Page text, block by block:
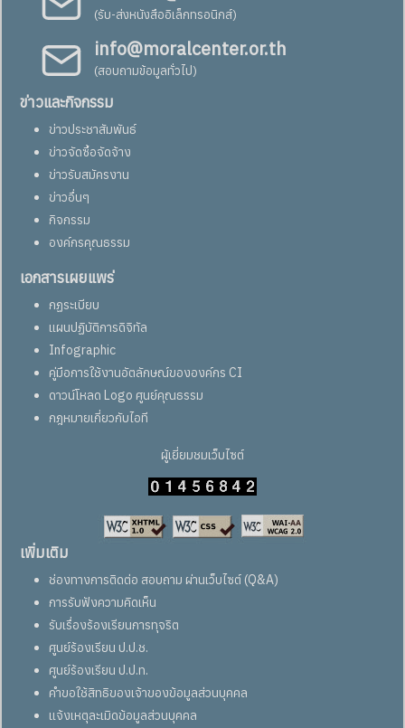
(รับ-ส่งหนังสืออิเล็กทรอนิกส์)
info@moralcenter.or.th
(สอบถามข้อมูลทั่วไป)
ข่าวและกิจกรรม
ข่าวประชาสัมพันธ์
ข่าวจัดซื้อจัดจ้าง
ข่าวรับสมัครงาน
ข่าวอื่นๆ
กิจกรรม
องค์กรคุณธรรม
เอกสารเผยแพร่
กฏระเบียบ
แผนปฏิบัติการดิจิทัล
Infographic
คู่มือการใช้งานอัตลักษณ์ขององค์กร CI
ดาวน์โหลด Logo ศูนย์คุณธรรม
กฎหมายเกี่ยวกับไอที
ผู้เยี่ยมชมเว็บไซต์
เพิ่มเติม
ช่องทางการติดต่อ สอบถาม ผ่านเว็บไซต์ (Q&A)
การรับฟังความคิดเห็น
รับเรื่องร้องเรียนการทุจริต
ศูนย์ร้องเรียน ป.ป.ช.
ศูนย์ร้องเรียน ป.ป.ท.
คำขอใช้สิทธิของเจ้าของข้อมูลส่วนบุคคล
แจ้งเหตุละเมิดข้อมูลส่วนบุคคล